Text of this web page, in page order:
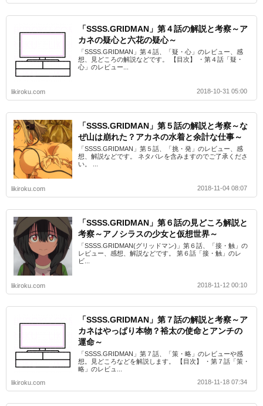
「SSSS.GRIDMAN」第４話の解説と考察～ア
カネの疑心と六花の疑心～
「SSSS.GRIDMAN」第４話、「疑・心」のレビュー、感
想、見どころの解説などです。 【目次】 ・第４話「疑・
心」のレビュー...
likiroku.com 2018-10-31 05:00
「SSSS.GRIDMAN」第５話の解説と考察～な
ぜ山は崩れた？アカネの水着と余計な仕事～
「SSSS.GRIDMAN」第５話、「挑・発」のレビュー、感
想、解説などです。 ネタバレを含みますのでご了承くださ
い。 ...
likiroku.com 2018-11-04 08:07
「SSSS.GRIDMAN」第６話の見どころ解説と
考察～アノシラスの少女と仮想世界～
「SSSS.GRIDMAN(グリッドマン)」第６話、「接・触」の
レビュー、感想、解説などです。 第６話「接・触」のレ
ビ...
likiroku.com 2018-11-12 00:10
「SSSS.GRIDMAN」第７話の解説と考察～ア
カネはやっぱり本物？裕太の使命とアンチの
運命～
「SSSS.GRIDMAN」第７話、「策・略」のレビューや感
想。見どころなどを解説します。 【目次】 ・第７話「策・
略」のレビュ...
likiroku.com
2018-11-18 07:34